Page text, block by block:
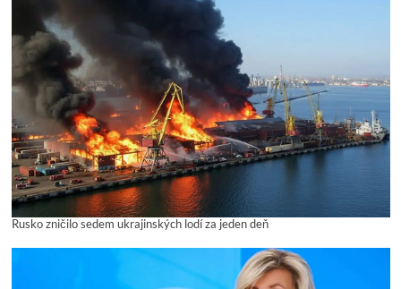
Rusko zničilo sedem ukrajinských lodí za jeden deň